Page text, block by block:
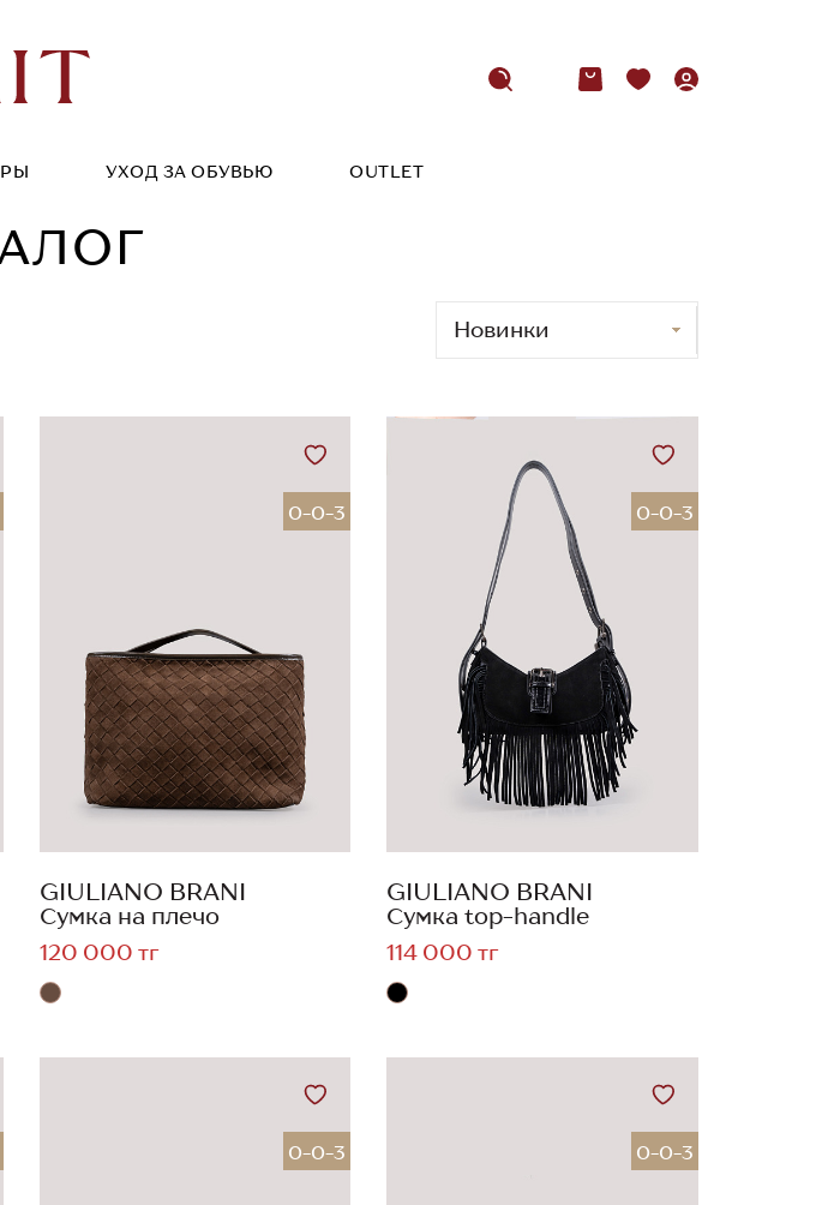
УХОД ЗА ОБУВЬЮ OUTLET
0-0-3
GIULIANO BRANI
Сумка на плечо
120 000 тг
0-0-3
GIULIANO BRANI
Сумка top-handle
114 000 тг
0-0-3 0-0-3